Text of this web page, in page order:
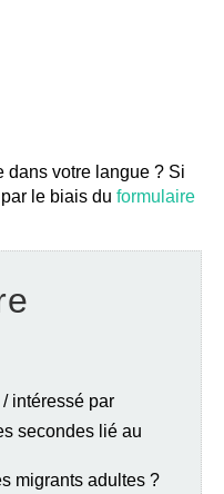
dans votre langue ? Si
le biais du formulaire
intéressé par
secondes lié au
migrants adultes ?